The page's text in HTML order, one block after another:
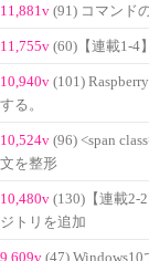
11,881v (91) コマンド
11,755v (60)【連載1-4
10,940v (101)
する。
10,524v (96) <span
文を整形
10,480v (130)【連載2-
ジトリを追加
9,609v (47)